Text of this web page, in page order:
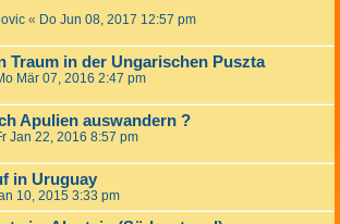
« Do Jun 08, 2017 12:57 pm
Traum in der Ungarischen Puszta
Mär 07, 2016 2:47 pm
Apulien auswandern ?
Jan 22, 2016 8:57 pm
in Uruguay
10, 2015 3:33 pm